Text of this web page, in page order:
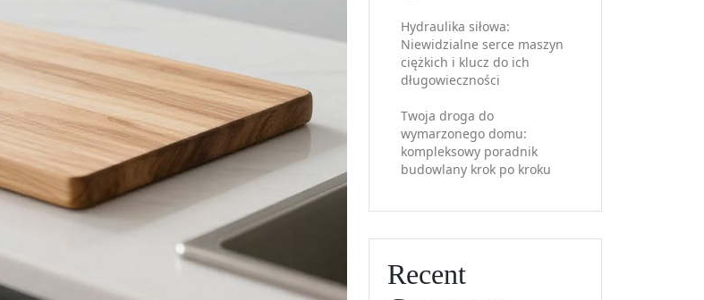
Hydraulika siłowa:
Niewidzialne serce maszyn
ciężkich i klucz do ich
długowieczności
Twoja droga do
wymarzonego domu:
kompleksowy poradnik
budowlany krok po kroku
Recent